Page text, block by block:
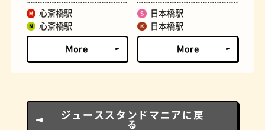
ロイヤルミルクティー せんべろ
心斎橋駅
心斎橋駅
日本橋駅
日本橋駅
ジューススタンドマニアに戻
る